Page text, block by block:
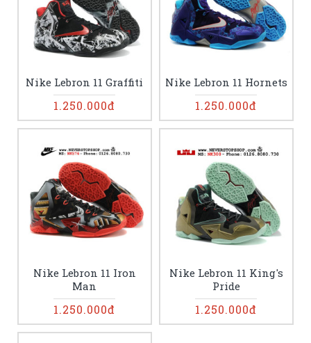
Nike Lebron 11 Graffiti
1.250.000đ
Nike Lebron 11 Hornets
1.250.000đ
Nike Lebron 11 Iron
Man
1.250.000đ
Nike Lebron 11 King's
Pride
1.250.000đ